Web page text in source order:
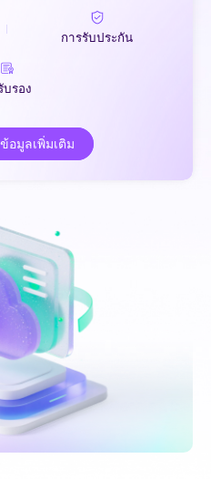
การรับประกัน
บรอง
อมูลเพิ่มเติม